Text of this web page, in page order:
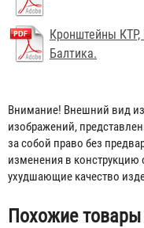
Кронштейны
Балтика.
Внимание! Внешний вид
изображений,
за собой право без
изменения в конструкцию
ухудшающие качество
Похожие товары